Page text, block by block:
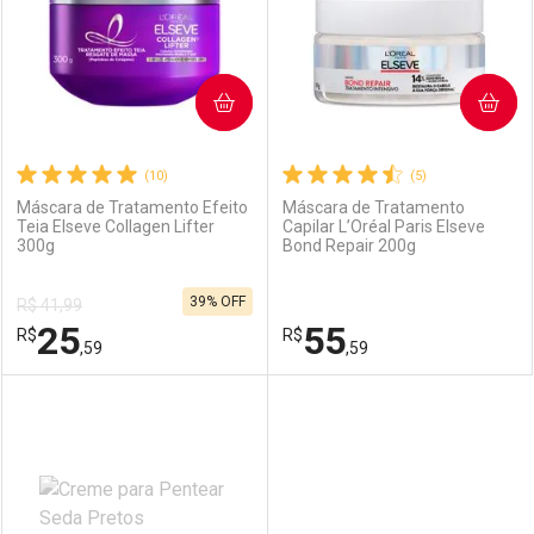
(10)
Máscara de Tratamento Efeito
Teia Elseve Collagen Lifter
300g
R$ 41,99
R$25,59
39% OFF
COMPRAR
Laboratório
Por Menos
(5)
Máscara de Tratamento
Capilar L’Oréal Paris Elseve
Bond Repair 200g
R$55,59
COMPRAR